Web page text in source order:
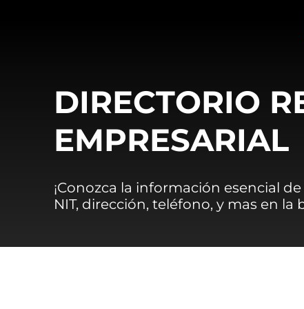
DIRECTORIO
EMPRESARIAL
¡Conozca la información esencial
NIT, dirección, teléfono, y mas en